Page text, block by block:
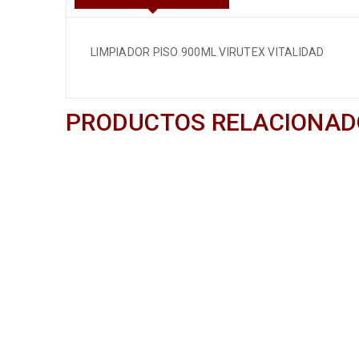
LIMPIADOR PISO 900ML VIRUTEX VITALIDAD
PRODUCTOS